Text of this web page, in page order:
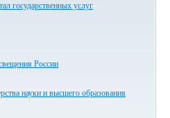
государственных услуг
России
науки и высшего образования